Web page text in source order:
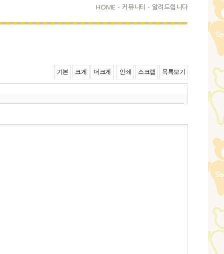
HOME - 커뮤니티 - 알려드립니다
기본 크게 더크게 인쇄 스크랩 목록보기